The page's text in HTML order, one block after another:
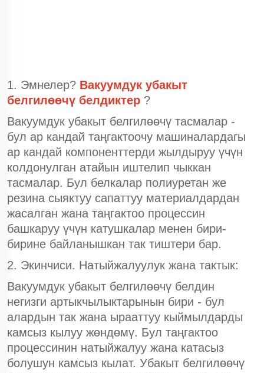
1. Эмнелер? Вакуумдук убакыт
белгилөөчү белдиктер ?
Вакуумдук убакыт белгилөөчү тасмалар -
бул ар кандай таңгактоочу машиналардагы
ар кандай компоненттерди жылдыруу үчүн
колдонулган атайын иштелип чыккан
тасмалар. Бул белкалар полиуретан же
резина сыяктуу сапаттуу материалдардан
жасалган жана таңгактоо процессин
башкаруу үчүн катушкалар менен бири-
бирине байланышкан так тиштери бар.
2. Экинчиси. Натыйжалуулук жана тактык:
Вакуумдук убакыт белгилөөчү белдин
негизги артыкчылыктарынын бири - бул
алардын так жана ырааттуу кыймылдарды
камсыз кылуу жөндөмү. Бул таңгактоо
процессинин натыйжалуу жана катасыз
болушун камсыз кылат. Убакыт белгилөөчү